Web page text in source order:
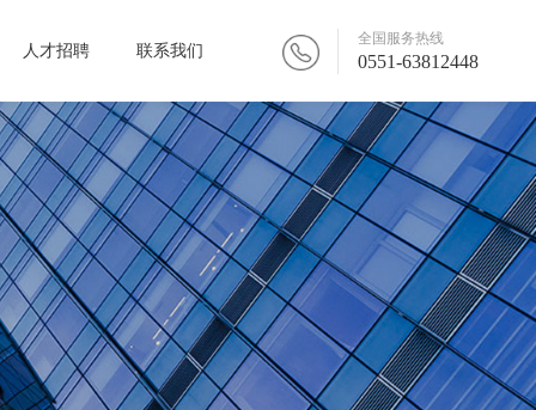
人才招聘 联系我们
全国服务热线
0551-63812448